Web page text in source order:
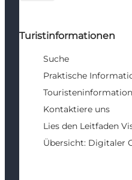
Turistinformationen
Suche
Praktische
Kontaktiere uns
Lies den Leitfaden
Übersicht: Digitaler